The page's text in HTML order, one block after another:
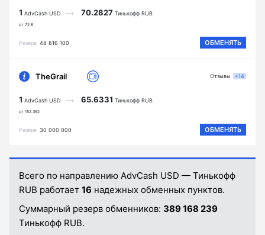
1 AdvCash USD
от 72.6
70.2827 Тинькофф RUB
Резерв 48 816 100 ОБМЕНЯТЬ
TheGrail
1 AdvCash USD
от 152.362
65.6331 Тинькофф RUB
Резерв 30 000 000 ОБМЕНЯТЬ
Отзывы +14
Всего по направлению AdvCash USD — Тинькофф
RUB работает 16 надежных обменных пунктов.
Суммарный резерв обменников: 389 168 239
Тинькофф RUB.